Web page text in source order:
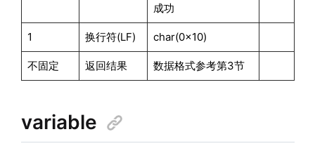
成功
1 换行符(LF) char(0x10)
不固定 返回结果 数据格式参考第3节
variable